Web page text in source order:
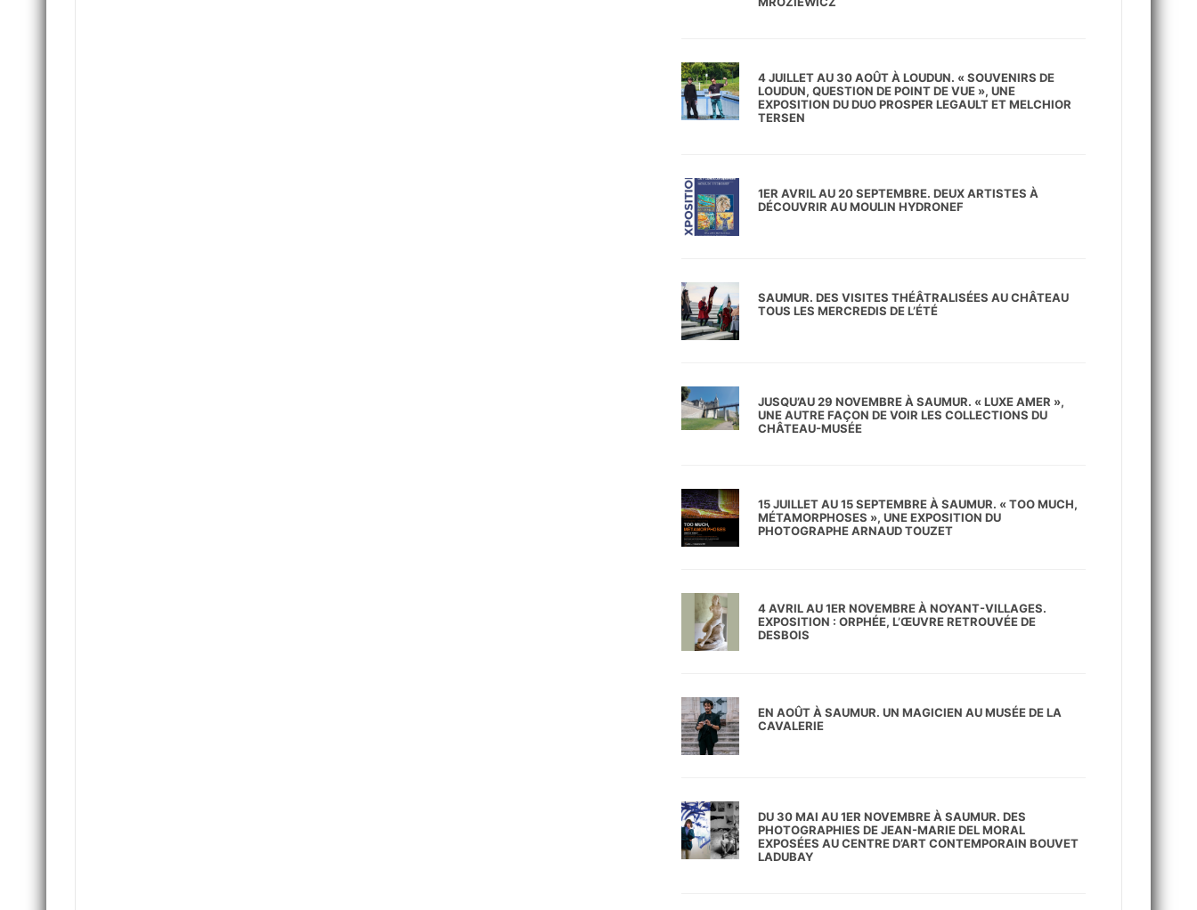
4 JUILLET AU 30 AOÛT À LOUDUN. « SOUVENIRS DE
LOUDUN, QUESTION DE POINT DE VUE », UNE
EXPOSITION DU DUO PROSPER LEGAULT ET MELCHIOR
TERSEN
1ER AVRIL AU 20 SEPTEMBRE. DEUX ARTISTES À
DÉCOUVRIR AU MOULIN HYDRONEF
SAUMUR. DES VISITES THÉÂTRALISÉES AU CHÂTEAU
TOUS LES MERCREDIS DE L’ÉTÉ
JUSQU’AU 29 NOVEMBRE À SAUMUR. « LUXE AMER »,
UNE AUTRE FAÇON DE VOIR LES COLLECTIONS DU
CHÂTEAU-MUSÉE
15 JUILLET AU 15 SEPTEMBRE À SAUMUR. « TOO MUCH,
MÉTAMORPHOSES », UNE EXPOSITION DU
PHOTOGRAPHE ARNAUD TOUZET
4 AVRIL AU 1ER NOVEMBRE À NOYANT-VILLAGES.
EXPOSITION : ORPHÉE, L’ŒUVRE RETROUVÉE DE
DESBOIS
EN AOÛT À SAUMUR. UN MAGICIEN AU MUSÉE DE LA
CAVALERIE
DU 30 MAI AU 1ER NOVEMBRE À SAUMUR. DES
PHOTOGRAPHIES DE JEAN-MARIE DEL MORAL
EXPOSÉES AU CENTRE D’ART CONTEMPORAIN BOUVET
LADUBAY